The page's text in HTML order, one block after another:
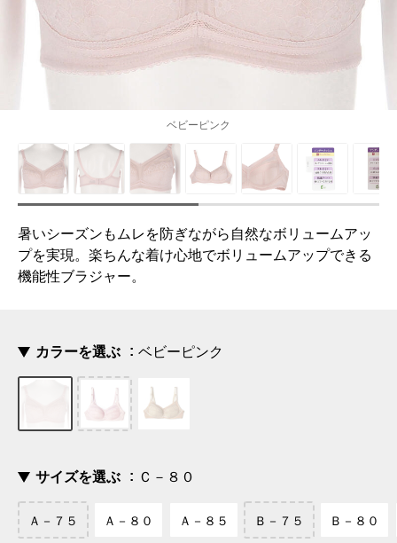
ベビーピンク
暑いシーズンもムレを防ぎながら自然なボリュームアッ
プを実現。楽ちんな着け心地でボリュームアップできる
機能性ブラジャー。
カラーを選ぶ ベビーピンク
サイズを選ぶ Ｃ－８０
Ａ－７５ Ａ－８０ Ａ－８５ Ｂ－７５ Ｂ－８０